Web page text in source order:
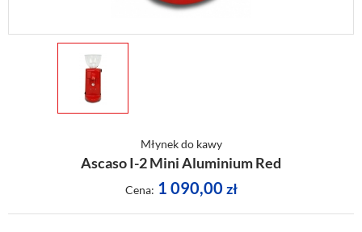
Młynek do kawy
Ascaso I-2 Mini Aluminium Red
Cena: 1 090,00 zł